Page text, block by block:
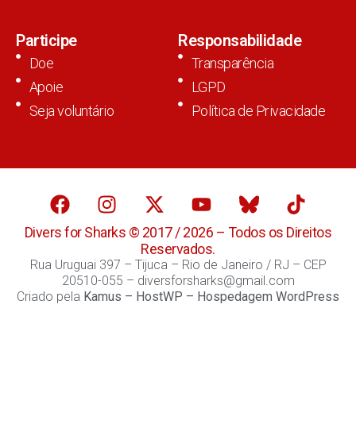
Participe
Doe
Apoie
Seja voluntário
Responsabilidade
Transparência
LGPD
Política de Privacidade
Divers for Sharks © 2017 / 2026 – Todos os Direitos
Reservados.
Rua Uruguai 397 – Tijuca – Rio de Janeiro / RJ – CEP
20510-055 – diversforsharks@gmail.com
Criado pela Kamus – HostWP – Hospedagem WordPress